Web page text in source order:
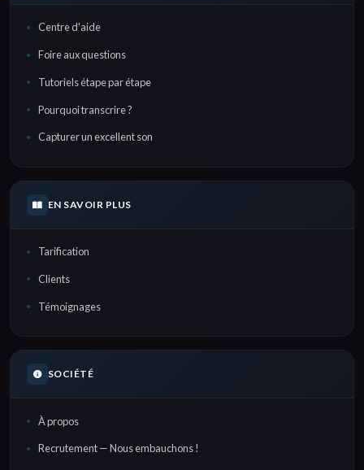
Centre d'aide
Foire aux questions
Tutoriels étape par étape
Pourquoi transcrire ?
Capturer un excellent son
EN SAVOIR PLUS
Tarification
Clients
Témoignages
SOCIÉTÉ
À propos
Recrutement — Nous embauchons !